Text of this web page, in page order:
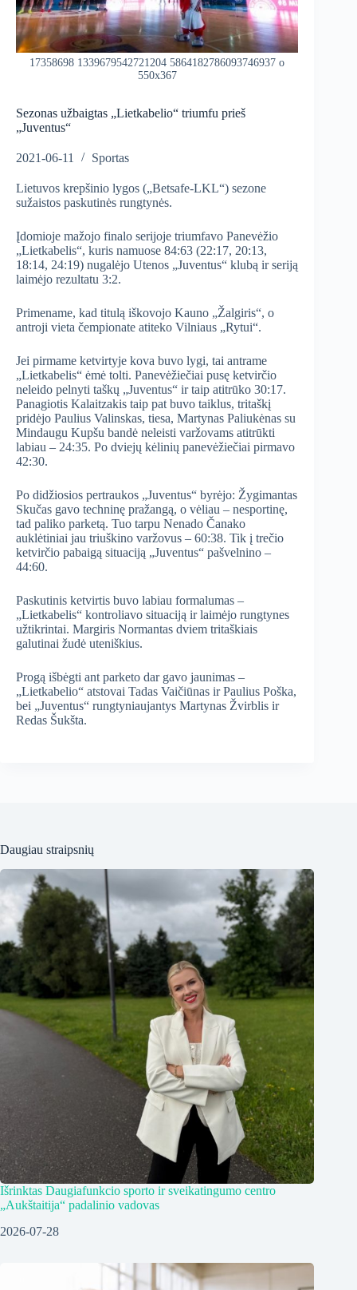
17358698 1339679542721204 5864182786093746937 o
550x367
Sezonas užbaigtas „Lietkabelio“ triumfu prieš
„Juventus“
2021-06-11 Sportas
Lietuvos krepšinio lygos („Betsafe-LKL“) sezone
sužaistos paskutinės rungtynės.
Įdomioje mažojo finalo serijoje triumfavo Panevėžio
„Lietkabelis“, kuris namuose 84:63 (22:17, 20:13,
18:14, 24:19) nugalėjo Utenos „Juventus“ klubą ir seriją
laimėjo rezultatu 3:2.
Primename, kad titulą iškovojo Kauno „Žalgiris“, o
antroji vieta čempionate atiteko Vilniaus „Rytui“.
Jei pirmame ketvirtyje kova buvo lygi, tai antrame
„Lietkabelis“ ėmė tolti. Panevėžiečiai pusę ketvirčio
neleido pelnyti taškų „Juventus“ ir taip atitrūko 30:17.
Panagiotis Kalaitzakis taip pat buvo taiklus, tritaškį
pridėjo Paulius Valinskas, tiesa, Martynas Paliukėnas su
Mindaugu Kupšu bandė neleisti varžovams atitrūkti
labiau – 24:35. Po dviejų kėlinių panevėžiečiai pirmavo
42:30.
Po didžiosios pertraukos „Juventus“ byrėjo: Žygimantas
Skučas gavo techninę pražangą, o vėliau – nesportinę,
tad paliko parketą. Tuo tarpu Nenado Čanako
auklėtiniai jau triuškino varžovus – 60:38. Tik į trečio
ketvirčio pabaigą situaciją „Juventus“ pašvelnino –
44:60.
Paskutinis ketvirtis buvo labiau formalumas –
„Lietkabelis“ kontroliavo situaciją ir laimėjo rungtynes
užtikrintai. Margiris Normantas dviem tritaškiais
galutinai žudė uteniškius.
Progą išbėgti ant parketo dar gavo jaunimas –
„Lietkabelio“ atstovai Tadas Vaičiūnas ir Paulius Poška,
bei „Juventus“ rungtyniaujantys Martynas Žvirblis ir
Redas Šukšta.
Daugiau straipsnių
Išrinktas Daugiafunkcio sporto ir sveikatingumo centro
„Aukštaitija“ padalinio vadovas
2026-07-28